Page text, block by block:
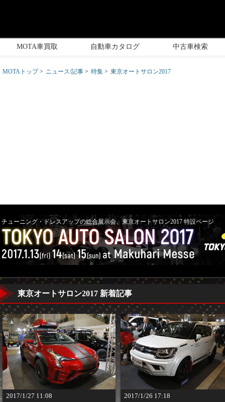
MOTA車買取 自動車カタログ 中古車検索
MOTAトップ ニュース/記事 特集 東京オートサロン2017
チューニング・ドレスアップの総合展示会、東京オートサロン2017 特設ページ
東京オートサロン2017 新着記事
2017/1/27 11:08
2017/1/26 17:18